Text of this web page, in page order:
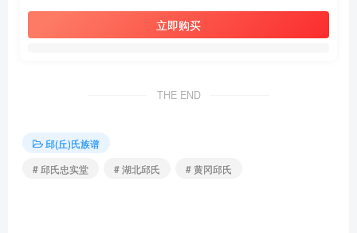
立即购买
THE END
邱(丘)氏族谱
# 邱氏忠实堂
# 湖北邱氏 # 黄冈邱氏